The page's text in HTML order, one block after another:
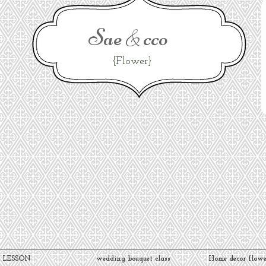
Sae&cco
{Flower}
LESSON wedding bouquet class Home decor